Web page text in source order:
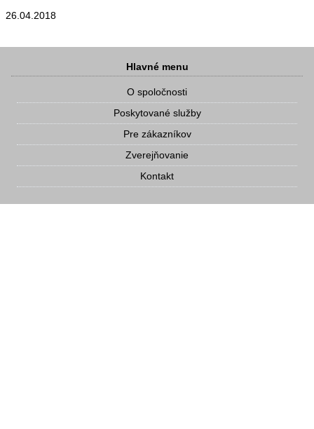
26.04.2018
Hlavné menu
O spoločnosti
Poskytované služby
Pre zákazníkov
Zverejňovanie
Kontakt